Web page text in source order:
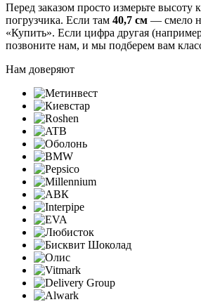
Перед заказом просто измерьте высоту
погрузчика. Если там 40,7 см — смело
«Купить». Если цифра другая
позвоните нам, и мы подберем вам
Нам доверяют